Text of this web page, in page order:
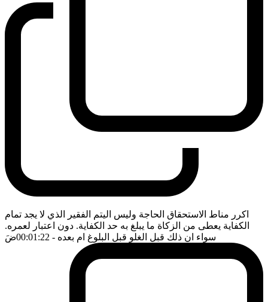
اكرر مناط الاستحقاق الحاجة وليس اليتم الفقير الذي لا يجد تمام
الكفاية يعطى من الزكاة ما يبلغ به حد الكفاية. دون اعتبار لعمره.
سواء ان ذلك قبل الغلو قبل البلوغ ام بعده - 00:01:22 ضَ